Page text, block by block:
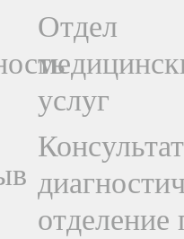
Отдел
услуг
отделение